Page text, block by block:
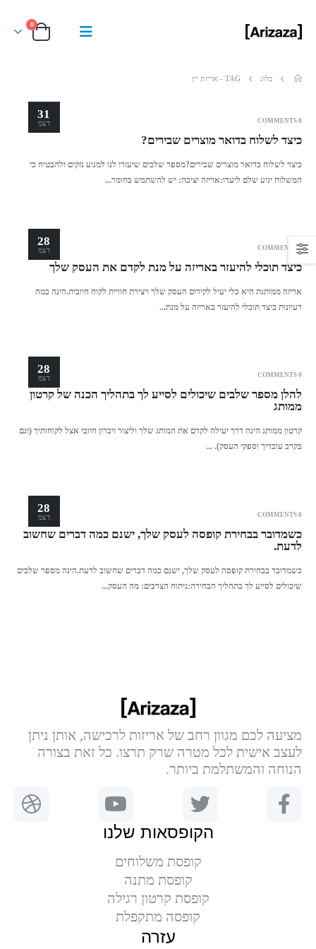
0
בלוג TAG - אריזת יין
31
דצמ 0 COMMENTS
כיצד לשלוח בדואר מוצרים שבירים?
כיצד לשלוח בדואר מוצרים שבירים?מספר שלבים שיעזרו לנו למנוע נזקים ולהבטיח כי
המשלוח יגיע שלם ליעדו:אריזה יציבה: יש להשתמש בחומר...
28
דצמ 0 COMMENTS
כיצד תוכלי להיעזר באריזה על מנת לקדם את העסק שלך
אריזה ממותגת היא כלי יעיל לקידום העסק שלך ויצירת חוויית לקוח חיובית.הינה כמה
רעיונות כיצד תוכלי להיעזר באריזה על מנת...
28
דצמ 0 COMMENTS
להלן מספר שלבים שיכולים לסייע לך בתהליך הכנה של קרטון
ממותג
קרטון ממותג הינה דרך יעילה לקדם את המותג שלך וליצור זיכרון חיובי אצל לקוחותיך (וגם
בקרב עובדיך וספקי העסק). ...
28
דצמ 0 COMMENTS
כשמדובר בבחירת קופסה לעסק שלך, ישנם כמה דברים שחשוב
לדעת.
כשמדובר בבחירת קופסה לעסק שלך, ישנם כמה דברים שחשוב לדעת.הינה מספר שלבים
שיכולים לסייע לך בתהליך הבחירה:ניתוח הצרכים: מה העסק...
מציעה לכם מגוון רחב של אריזות לרכישה, אותן ניתן
לעצב אישית לכל מטרה שרק תרצו. כל זאת בצורה
הנוחה והמשתלמת ביותר.
הקופסאות שלנו
קופסת משלוחים
קופסת מתנה
קופסת קרטון רגילה
קופסה מתקפלת
עזרה